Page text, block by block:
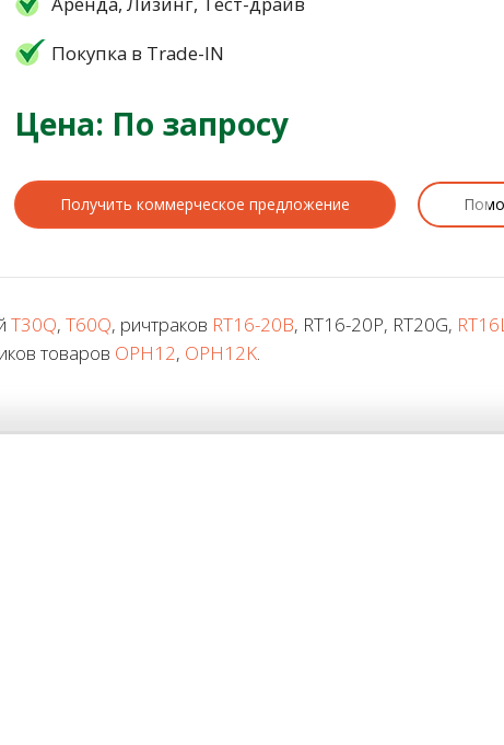
Покупка в Trade-IN
Цена: По запросу
Получить коммерческое предложение
T30Q, T60Q, ричтраков RT16-20B, RT16-20P, RT20G,
товаров OPH12, OPH12K.